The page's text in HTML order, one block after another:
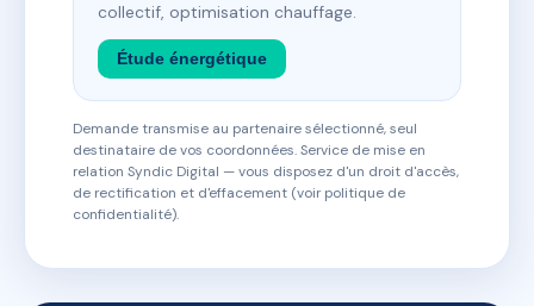
collectif, optimisation chauffage.
Étude énergétique
Demande transmise au partenaire sélectionné, seul
destinataire de vos coordonnées. Service de mise en
relation Syndic Digital — vous disposez d'un droit d'accès,
de rectification et d'effacement (voir politique de
confidentialité).